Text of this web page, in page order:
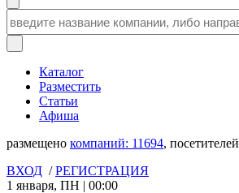
Каталог
Разместить
Статьи
Афиша
размещено компаний: 11694, посетителей
ВХОД /РЕГИСТРАЦИЯ
1 января, ПН | 00:00